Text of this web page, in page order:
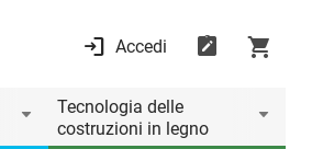
Accedi
Tecnologia delle
costruzioni in legno
Precedente prossimo